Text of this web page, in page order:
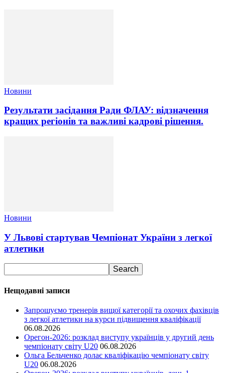
Новини
Результати засідання Ради ФЛАУ: відзначення
кращих регіонів та важливі кадрові рішення.
Новини
У Львові стартував Чемпіонат України з легкої
атлетики
Нещодавні записи
Запрошуємо тренерів вищої категорії та охочих фахівців
з легкої атлетики на курси підвищення кваліфікації
06.08.2026
Орегон-2026: розклад виступу українців у другий день
чемпіонату світу U20 06.08.2026
Ольга Бельченко долає кваліфікацію чемпіонату світу
U20 06.08.2026